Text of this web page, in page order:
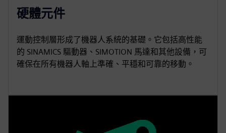
硬體元件
運動控制層形成了機器人系統的基礎。它包括高性能
的 SINAMICS 驅動器、SIMOTION 馬達和其他設備，可
確保在所有機器人軸上準確、平穩和可靠的移動。